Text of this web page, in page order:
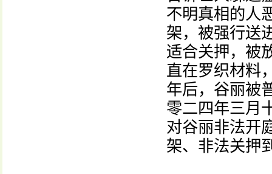
不明真相的人
架，被强行送
适合关押，被
直在罗织材料
年后，谷丽被
零二四年三月
对谷丽非法开
架、非法关押